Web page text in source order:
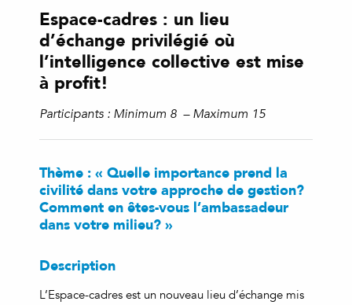
Espace-cadres : un lieu
d’échange privilégié où
l’intelligence collective est mise
à profit!
Participants : Minimum 8 – Maximum 15
Thème : « Quelle importance prend la
civilité dans votre approche de gestion?
Comment en êtes-vous l’ambassadeur
dans votre milieu? »
Description
L’Espace-cadres est un nouveau lieu d’échange mis